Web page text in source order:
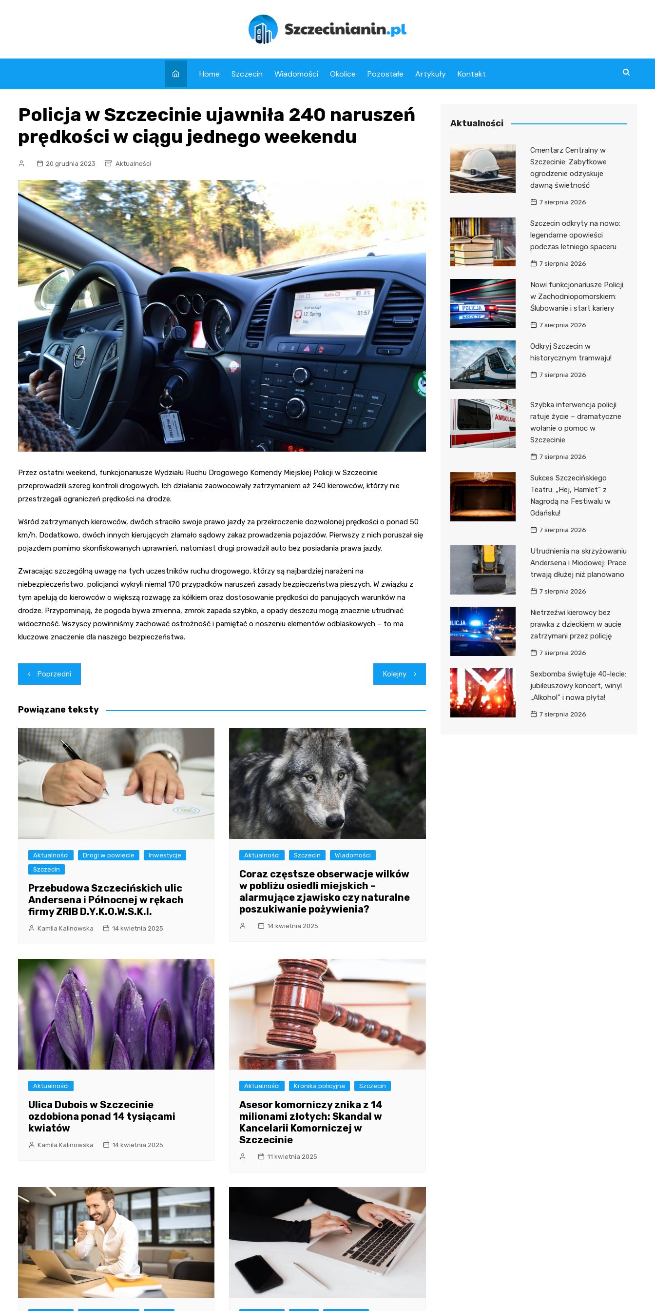
Home Szczecin Wiadomości Okolice Pozostałe Artykuły Kontakt
Policja w Szczecinie ujawniła 240 naruszeń
prędkości w ciągu jednego weekendu
20 grudnia 2023 Aktualności
Przez ostatni weekend, funkcjonariusze Wydziału Ruchu Drogowego Komendy Miejskiej Policji w Szczecinie
przeprowadzili szereg kontroli drogowych. Ich działania zaowocowały zatrzymaniem aż 240 kierowców, którzy nie
przestrzegali ograniczeń prędkości na drodze.
Wśród zatrzymanych kierowców, dwóch straciło swoje prawo jazdy za przekroczenie dozwolonej prędkości o ponad 50
km/h. Dodatkowo, dwóch innych kierujących złamało sądowy zakaz prowadzenia pojazdów. Pierwszy z nich poruszał się
pojazdem pomimo skonfiskowanych uprawnień, natomiast drugi prowadził auto bez posiadania prawa jazdy.
Zwracając szczególną uwagę na tych uczestników ruchu drogowego, którzy są najbardziej narażeni na
niebezpieczeństwo, policjanci wykryli niemal 170 przypadków naruszeń zasady bezpieczeństwa pieszych. W związku z
tym apelują do kierowców o większą rozwagę za kółkiem oraz dostosowanie prędkości do panujących warunków na
drodze. Przypominają, że pogoda bywa zmienna, zmrok zapada szybko, a opady deszczu mogą znacznie utrudniać
widoczność. Wszyscy powinniśmy zachować ostrożność i pamiętać o noszeniu elementów odblaskowych – to ma
kluczowe znaczenie dla naszego bezpieczeństwa.
Nawigacja
wpisu
Poprzedni Kolejny
Powiązane teksty
Aktualności Drogi w powiecie
Inwestycje
Szczecin
Przebudowa Szczecińskich ulic
Andersena i Północnej w rękach
firmy ZRIB D.Y.K.O.W.S.K.I.
Kamila Kalinowska 14 kwietnia 2025
Aktualności Szczecin Wiadomości
Coraz częstsze obserwacje wilków
w pobliżu osiedli miejskich –
alarmujące zjawisko czy naturalne
poszukiwanie pożywienia?
14 kwietnia 2025
Aktualności
Ulica Dubois w Szczecinie
ozdobiona ponad 14 tysiącami
kwiatów
Kamila Kalinowska 14 kwietnia 2025
Aktualności Kronika policyjna Szczecin
Asesor komorniczy znika z 14
milionami złotych: Skandal w
Kancelarii Komorniczej w
Szczecinie
11 kwietnia 2025
Aktualności
Cmentarz Centralny w
Szczecinie: Zabytkowe
ogrodzenie odzyskuje
dawną świetność
7 sierpnia 2026
Szczecin odkryty na nowo:
legendarne opowieści
podczas letniego spaceru
7 sierpnia 2026
Nowi funkcjonariusze Policji
w Zachodniopomorskiem:
Ślubowanie i start kariery
7 sierpnia 2026
Odkryj Szczecin w
historycznym tramwaju!
7 sierpnia 2026
Szybka interwencja policji
ratuje życie – dramatyczne
wołanie o pomoc w
Szczecinie
7 sierpnia 2026
Sukces Szczecińskiego
Teatru: „Hej, Hamlet” z
Nagrodą na Festiwalu w
Gdańsku!
7 sierpnia 2026
Utrudnienia na skrzyżowaniu
Andersena i Miodowej: Prace
trwają dłużej niż planowano
7 sierpnia 2026
Nietrzeźwi kierowcy bez
prawka z dzieckiem w aucie
zatrzymani przez policję
7 sierpnia 2026
Sexbomba świętuje 40-lecie:
jubileuszowy koncert, winyl
„Alkohol” i nowa płyta!
7 sierpnia 2026